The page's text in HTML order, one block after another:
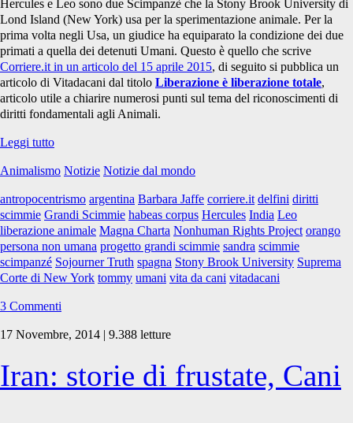
Hercules e Leo sono due Scimpanzè che la Stony Brook University di
Lond Island (New York) usa per la sperimentazione animale. Per la
prima volta negli Usa, un giudice ha equiparato la condizione dei due
primati a quella dei detenuti Umani. Questo è quello che scrive
Corriere.it in un articolo del 15 aprile 2015, di seguito si pubblica un
articolo di Vitadacani dal titolo Liberazione è liberazione totale,
articolo utile a chiarire numerosi punti sul tema del riconoscimenti di
diritti fondamentali agli Animali.
Leggi tuttoLiberazione
liberazione
Animalismo Notizie Notizie dal mondo
antropocentrismo argentina Barbara Jaffe corriere.it delfini diritti
scimmie Grandi Scimmie habeas corpus Hercules India Leo
liberazione animale Magna Charta Nonhuman Rights Project orango
persona non umana progetto grandi scimmie sandra scimmie
scimpanzé Sojourner Truth spagna Stony Brook University Suprema
Corte di New York tommy umani vita da cani vitadacani
3 Commenti
17 Novembre, 2014 | 9.388 letture
Iran: storie di frustate, Cani